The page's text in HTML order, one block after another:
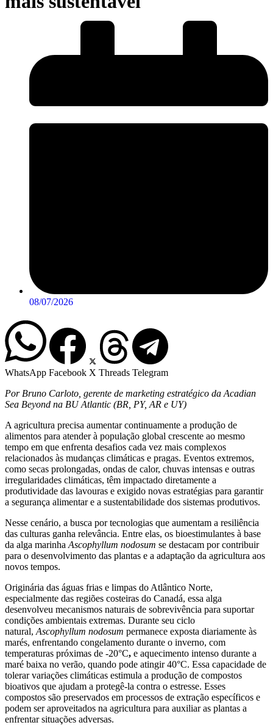
08/07/2026
WhatsApp Facebook X Threads Telegram
Por Bruno Carloto, gerente de marketing estratégico da Acadian
Sea Beyond na BU Atlantic (BR, PY, AR e UY)
A agricultura precisa aumentar continuamente a produção de
alimentos para atender à população global crescente ao mesmo
tempo em que enfrenta desafios cada vez mais complexos
relacionados às mudanças climáticas e pragas. Eventos extremos,
como secas prolongadas, ondas de calor, chuvas intensas e outras
irregularidades climáticas, têm impactado diretamente a
produtividade das lavouras e exigido novas estratégias para garantir
a segurança alimentar e a sustentabilidade dos sistemas produtivos.
Nesse cenário, a busca por tecnologias que aumentam a resiliência
das culturas ganha relevância. Entre elas, os bioestimulantes à base
da alga marinha Ascophyllum nodosum se destacam por contribuir
para o desenvolvimento das plantas e a adaptação da agricultura aos
novos tempos.
Originária das águas frias e limpas do Atlântico Norte,
especialmente das regiões costeiras do Canadá, essa alga
desenvolveu mecanismos naturais de sobrevivência para suportar
condições ambientais extremas. Durante seu ciclo
natural, Ascophyllum nodosum permanece exposta diariamente às
marés, enfrentando congelamento durante o inverno, com
temperaturas próximas de -20°C, e aquecimento intenso durante a
maré baixa no verão, quando pode atingir 40°C. Essa capacidade de
tolerar variações climáticas estimula a produção de compostos
bioativos que ajudam a protegê-la contra o estresse. Esses
compostos são preservados em processos de extração específicos e
podem ser aproveitados na agricultura para auxiliar as plantas a
enfrentar situações adversas.